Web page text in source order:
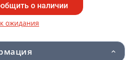
о наличии
ожидания